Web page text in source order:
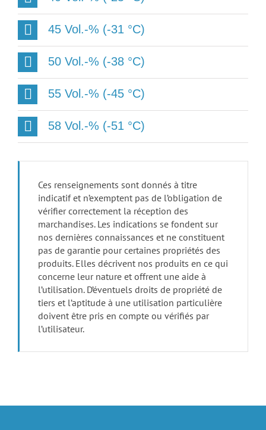
45 Vol.-% (-31 °C)
50 Vol.-% (-38 °C)
55 Vol.-% (-45 °C)
58 Vol.-% (-51 °C)
Ces renseignements sont donnés à titre
indicatif et n’exemptent pas de l’obligation de
vérifier correctement la réception des
marchandises. Les indications se fondent sur
nos dernières connaissances et ne constituent
pas de garantie pour certaines propriétés des
produits. Elles décrivent nos produits en ce qui
concerne leur nature et offrent une aide à
l’utilisation. D’éventuels droits de propriété de
tiers et l’aptitude à une utilisation particulière
doivent être pris en compte ou vérifiés par
l’utilisateur.